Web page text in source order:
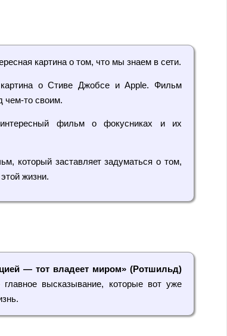
картина о том, что мы знаем в сети.
о Стиве Джобсе и Apple. Фильм
чем-то своим.
фильм о фокусниках и их
который заставляет задуматься о том,
жизни.
— тот владеет миром» (Ротшильд)
высказывание, которые вот уже